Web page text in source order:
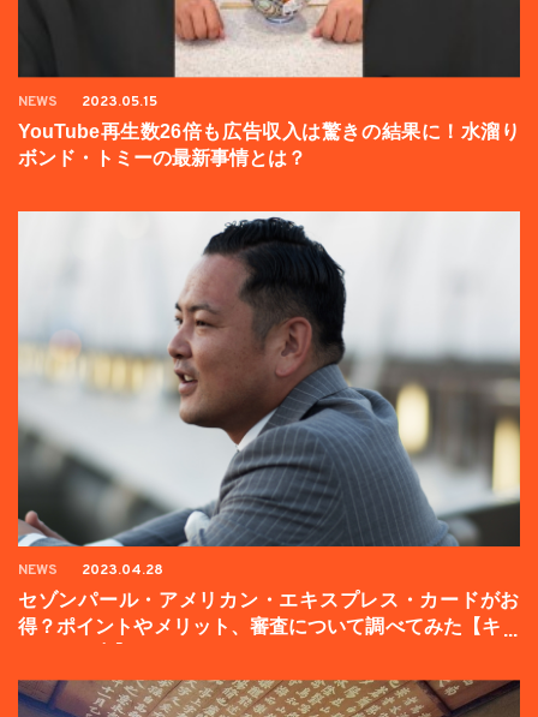
NEWS 2023.05.15
YouTube再生数26倍も広告収入は驚きの結果に！水溜り
ボンド・トミーの最新事情とは？
NEWS 2023.04.28
セゾンパール・アメリカン・エキスプレス・カードがお
得？ポイントやメリット、審査について調べてみた【キャ